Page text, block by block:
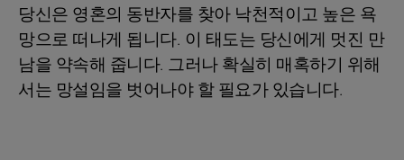
당신은 영혼의 동반자를 찾아 낙천적이고 높은 욕
망으로 떠나게 됩니다. 이 태도는 당신에게 멋진 만
남을 약속해 줍니다. 그러나 확실히 매혹하기 위해
서는 망설임을 벗어나야 할 필요가 있습니다.